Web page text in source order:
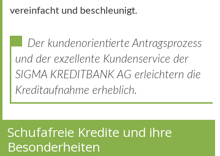
vereinfacht und beschleunigt.
Der kundenorientierte Antragsprozess
und der exzellente Kundenservice der
SIGMA KREDITBANK AG erleichtern die
Kreditaufnahme erheblich.
Schufafreie Kredite und ihre
Besonderheiten